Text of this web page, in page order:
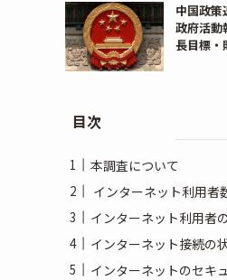
中国政策
政府活
長目標・
目次
本調査について
インターネット利用者
インターネット利用者
インターネット接続の
インターネットのセキ